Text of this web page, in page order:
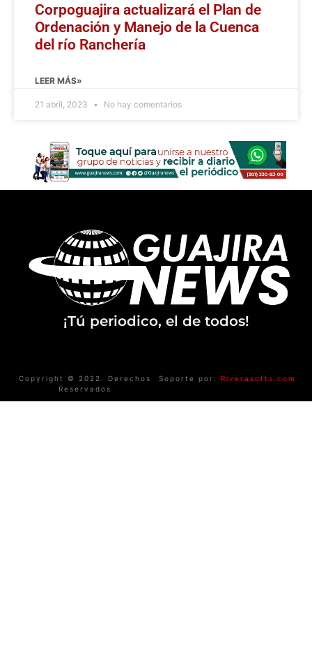
Corpoguajira actualizará el Plan de
Ordenación y Manejo de la Cuenca
del río Ranchería
LEER MÁS»
21 abril, 2023 No hay comentarios
¡Tú periodico, el de todos!
Copyright © 2022. Derechos
Reservados
Soporte por: Riverasofts.com